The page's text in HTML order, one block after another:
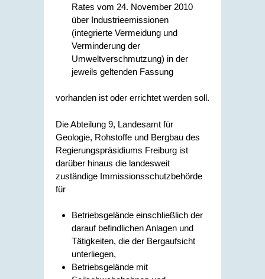
Rates vom 24. November 2010
über Industrieemissionen
(integrierte Vermeidung und
Verminderung der
Umweltverschmutzung) in der
jeweils geltenden Fassung
vorhanden ist oder errichtet werden soll.
Die Abteilung 9, Landesamt für
Geologie, Rohstoffe und Bergbau des
Regierungspräsidiums Freiburg ist
darüber hinaus die landesweit
zuständige Immissionsschutzbehörde
für
Betriebsgelände einschließlich der
darauf befindlichen Anlagen und
Tätigkeiten, die der Bergaufsicht
unterliegen,
Betriebsgelände mit